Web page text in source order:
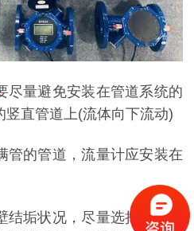
尽量避免安装在管道系统的
直管道上(流体向下流动)
管的管道，流量计应安装在
垢状况，尽量选择无结垢